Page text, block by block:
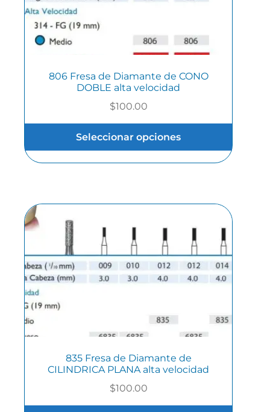
806 Fresa de Diamante de CONO
DOBLE alta velocidad
$100.00
Seleccionar opciones
835 Fresa de Diamante de
CILINDRICA PLANA alta velocidad
$100.00